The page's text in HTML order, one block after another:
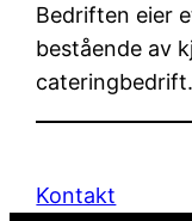
Bedriften eier
bestående av
cateringbedrift.
Kontakt